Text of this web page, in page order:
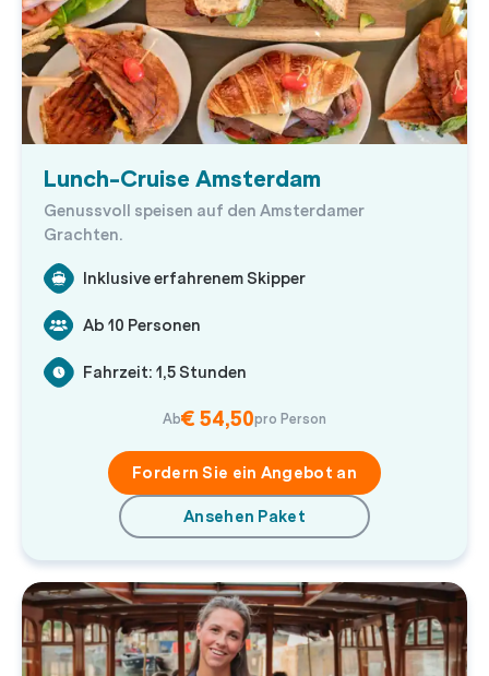
Lunch-Cruise Amsterdam
Genussvoll speisen auf den Amsterdamer
Grachten.
Inklusive erfahrenem Skipper
Ab 10 Personen
Fahrzeit: 1,5 Stunden
Ab€ 54,50pro Person
Fordern Sie ein Angebot an
Ansehen Paket